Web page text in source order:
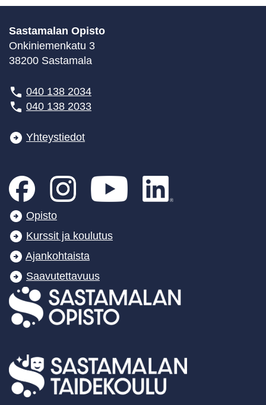
Sastamalan Opisto
Onkiniemenkatu 3
38200 Sastamala
040 138 2034
040 138 2033
Yhteystiedot
Opisto
Kurssit ja koulutus
Ajankohtaista
Saavutettavuus